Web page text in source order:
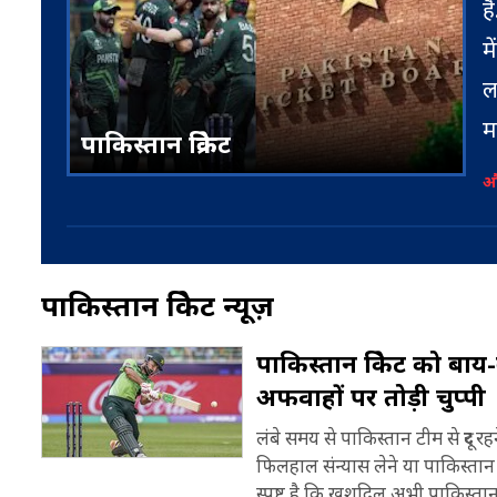
पाकिस्तान क्रिकेट
पाकिस्तान क्रिकेट न्यूज़
पाकिस्तान क्रिकेट को
अफवाहों पर तोड़ी चुप्पी
लंबे समय से पाकिस्तान टीम से दूर
फिलहाल संन्यास लेने या